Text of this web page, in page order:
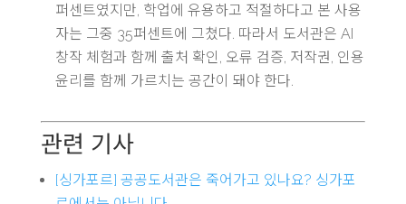
퍼센트였지만, 학업에 유용하고 적절하다고 본 사용
자는 그중 35퍼센트에 그쳤다. 따라서 도서관은 AI
창작 체험과 함께 출처 확인, 오류 검증, 저작권, 인용
윤리를 함께 가르치는 공간이 돼야 한다.
관련 기사
[싱가포르] 공공도서관은 죽어가고 있나요? 싱가포